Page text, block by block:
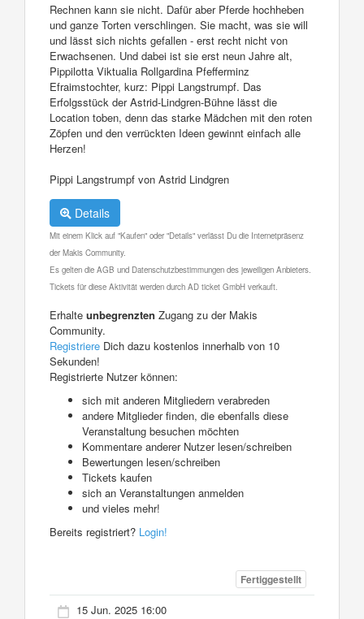
Rechnen kann sie nicht. Dafür aber Pferde hochheben
und ganze Torten verschlingen. Sie macht, was sie will
und lässt sich nichts gefallen - erst recht nicht von
Erwachsenen. Und dabei ist sie erst neun Jahre alt,
Pippilotta Viktualia Rollgardina Pfefferminz
Efraimstochter, kurz: Pippi Langstrumpf. Das
Erfolgsstück der Astrid-Lindgren-Bühne lässt die
Location toben, denn das starke Mädchen mit den roten
Zöpfen und den verrückten Ideen gewinnt einfach alle
Herzen!
Pippi Langstrumpf von Astrid Lindgren
Details
Mit einem Klick auf "Kaufen" oder "Details" verlässt Du die Internetpräsenz
der Makis Community.
Es gelten die AGB und Datenschutzbestimmungen des jeweiligen Anbieters.
Tickets für diese Aktivität werden durch AD ticket GmbH verkauft.
Erhalte unbegrenzten Zugang zu der Makis
Community.
Registriere Dich dazu kostenlos innerhalb von 10
Sekunden!
Registrierte Nutzer können:
sich mit anderen Mitgliedern verabreden
andere Mitglieder finden, die ebenfalls diese
Veranstaltung besuchen möchten
Kommentare anderer Nutzer lesen/schreiben
Bewertungen lesen/schreiben
Tickets kaufen
sich an Veranstaltungen anmelden
und vieles mehr!
Bereits registriert? Login!
Fertiggestellt
15 Jun. 2025 16:00